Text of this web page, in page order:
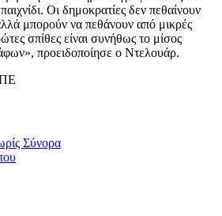
Οι δημοκρατίες δεν πεθαίνουν
μπορούν να πεθάνουν από μικρές
σπίθες είναι συνήθως το μίσος
προειδοποίησε ο Ντελουάρ.
Σύνορα